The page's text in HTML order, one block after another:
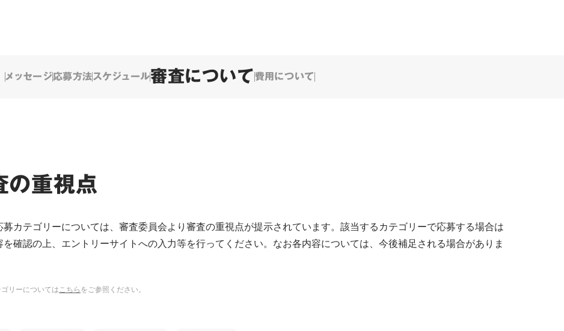
メッセージ応募方法スケジュール審査について費用について
の重視点
募カテゴリーについては、審査委員会より審査の重視点が提示されています。該当するカテゴリーで応募する場合は
を確認の上、エントリーサイトへの入力等を行ってください。なお各内容については、今後補足される場合がありま
リーについてはこちら をご参照ください。